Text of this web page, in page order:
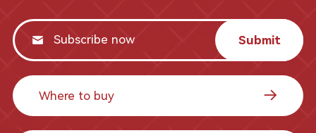
Submit
Where to buy